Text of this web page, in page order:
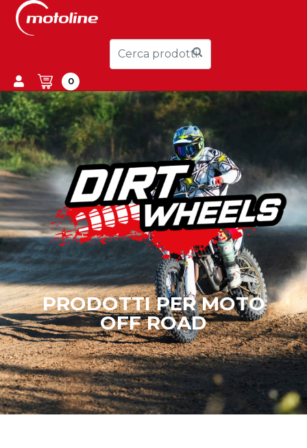
0
PRODOTTI PER MOTO
OFF ROAD